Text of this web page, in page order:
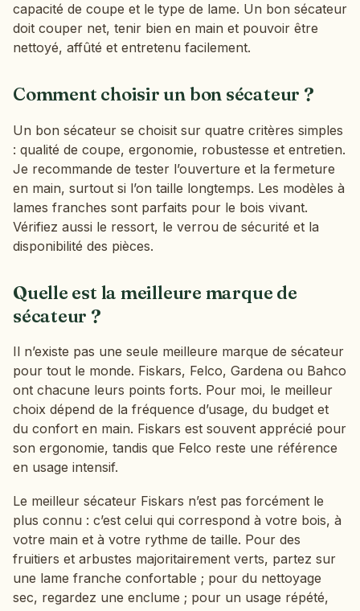
capacité de coupe et le type de lame. Un bon sécateur
doit couper net, tenir bien en main et pouvoir être
nettoyé, affûté et entretenu facilement.
Comment choisir un bon sécateur ?
Un bon sécateur se choisit sur quatre critères simples
: qualité de coupe, ergonomie, robustesse et entretien.
Je recommande de tester l’ouverture et la fermeture
en main, surtout si l’on taille longtemps. Les modèles à
lames franches sont parfaits pour le bois vivant.
Vérifiez aussi le ressort, le verrou de sécurité et la
disponibilité des pièces.
Quelle est la meilleure marque de
sécateur ?
Il n’existe pas une seule meilleure marque de sécateur
pour tout le monde. Fiskars, Felco, Gardena ou Bahco
ont chacune leurs points forts. Pour moi, le meilleur
choix dépend de la fréquence d’usage, du budget et
du confort en main. Fiskars est souvent apprécié pour
son ergonomie, tandis que Felco reste une référence
en usage intensif.
Le meilleur sécateur Fiskars n’est pas forcément le
plus connu : c’est celui qui correspond à votre bois, à
votre main et à votre rythme de taille. Pour des
fruitiers et arbustes majoritairement verts, partez sur
une lame franche confortable ; pour du nettoyage
sec, regardez une enclume ; pour un usage répété,